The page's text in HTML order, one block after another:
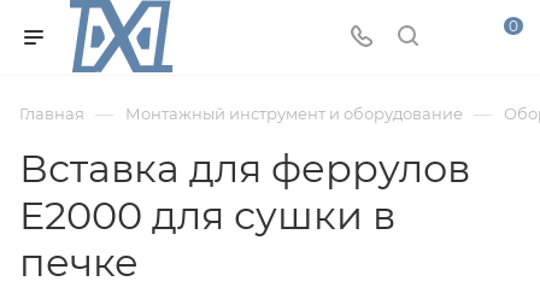
0
Главная — Монтажный инструмент и оборудование —
Вставка для феррулов
E2000 для сушки в
печке